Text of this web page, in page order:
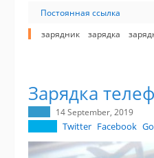
Постоянная ссылка
зарядник
зарядка
Зарядка
14 September, 2019
Twitter Facebook